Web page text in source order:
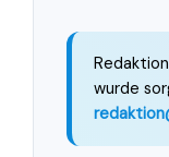
wurde